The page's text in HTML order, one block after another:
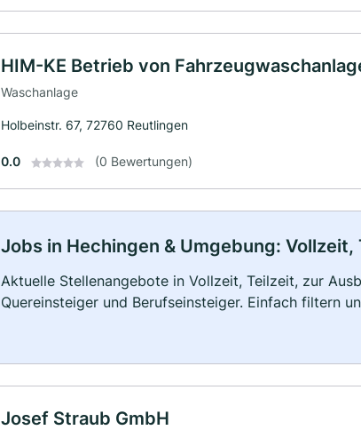
HIM-KE Betrieb von
Waschanlage
Holbeinstr. 67, 72760 Reutlingen
0.0 (0 Bewertungen)
Jobs in Hechingen & Umgebung:
Aktuelle Stellenangebote in Vollzeit, Teilzeit, zur
Quereinsteiger und Berufseinsteiger. Einfach filtern
Josef Straub GmbH